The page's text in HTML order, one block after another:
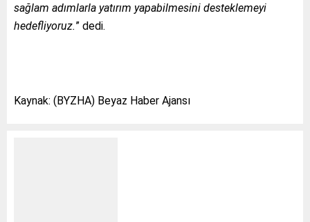
sağlam adımlarla yatırım yapabilmesini desteklemeyi
hedefliyoruz.” dedi.
Kaynak: (BYZHA) Beyaz Haber Ajansı